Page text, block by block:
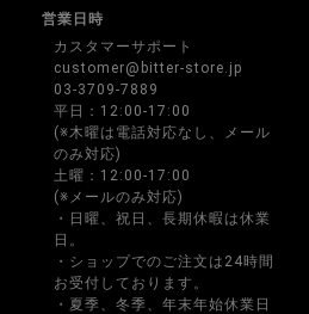
営業日時
カスタマーサポート
customer@bitter-store.jp
03-3709-7889
平日：12:00-17:00
(※木曜は電話対応なし、メール
のみ対応)
土曜：12:00-17:00
(※メールのみ対応)
・日曜、祝日、長期休暇は休業
日。
・ショップでのご注文は24時間
お受付しております。
・夏季、冬季、年末年始休業日